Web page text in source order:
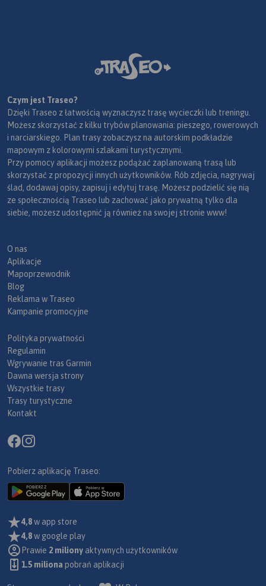
Czym jest Traseo?
Dzięki Traseo z łatwością wyznaczysz trasę wycieczki lub treningu.
Możesz skorzystać z kilku trybów planowania: pieszego, rowerowych
i narciarskiego. Plan trasy zobaczysz na autorskim podkładzie
mapowym z kolorowymi szlakami turystycznymi.
Przy pomocy aplikacji możesz podążać zaplanowaną trasą lub
skorzystać z propozycji innych użytkowników. Rób zdjęcia, nagrywaj
ślad, dodawaj opisy, zapisuj i edytuj trasę. Możesz podzielić się nią
ze społecznością Traseo lub zachować jako prywatną tylko dla
siebie, możesz udostępnić ją również na swojej stronie www!
O nas
Aplikacje
Mapoprzewodnik
Blog
Reklama w Traseo
Kampanie promocyjne
Polityka prywatności
Regulamin
Wgrywanie tras Garmin
Dawna wersja strony
Wszystkie trasy
Trasy turystyczne
Kontakt
Pobierz aplikację Traseo:
4,8w app store
4,8w google play
Prawie 2 miliony aktywnych użytkowników
1.5 miliona pobrań aplikacji